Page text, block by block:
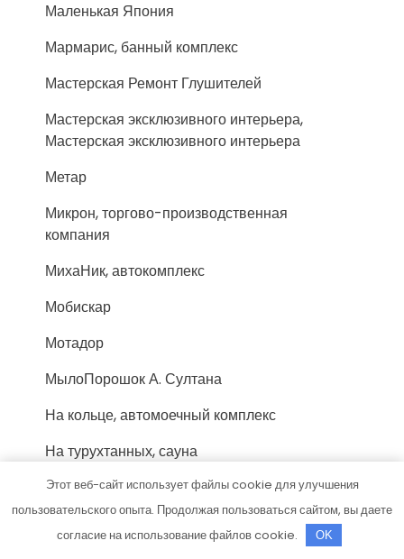
Маленькая Япония
Мармарис, банный комплекс
Мастерская Ремонт Глушителей
Мастерская эксклюзивного интерьера,
Мастерская эксклюзивного интерьера
Метар
Микрон, торгово-производственная
компания
МихаНик, автокомплекс
Мобискар
Мотадор
МылоПорошок А. Султана
На кольце, автомоечный комплекс
На турухтанных, сауна
Надежный
Нано-мойка кох, автомойка
Этот веб-сайт использует файлы cookie для улучшения
пользовательского опыта. Продолжая пользоваться сайтом, вы даете
согласие на использование файлов cookie.
OK